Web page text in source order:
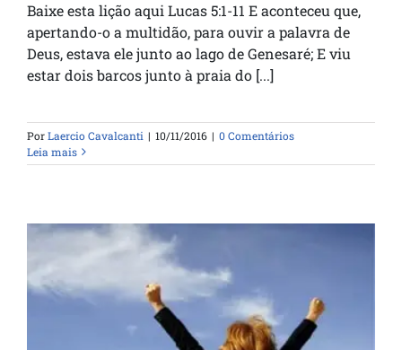
Baixe esta lição aqui Lucas 5:1-11 E aconteceu que,
apertando-o a multidão, para ouvir a palavra de
Deus, estava ele junto ao lago de Genesaré; E viu
estar dois barcos junto à praia do [...]
PorLaercio Cavalcanti | 10/11/2016 | 0 Comentários
Leia mais
O preço da conquista